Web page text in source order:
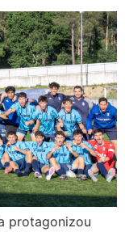
protagonizou